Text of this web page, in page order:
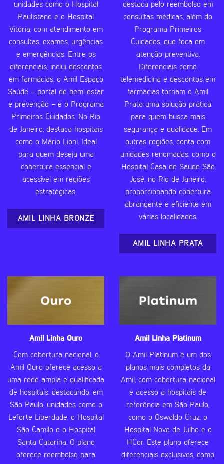
unidades como o Hospital
Paulistano e o Hospital
Vitória, com atendimento em
consultas, exames, urgências
e emergências. Entre os
diferenciais, inclui descontos
em farmácias, o Amil Espaço
Saúde – portal de bem-estar
e prevenção – e o Programa
Primeiros Cuidados. No Rio
de Janeiro, destaca hospitais
como o Mário Lioni. Ideal
para quem deseja uma
cobertura essencial e
acessível em regiões
estratégicas.
AMIL LINHA BRONZE
destaca pelo reembolso em
consultas médicas, além do
Programa Primeiros
Cuidados, que foca em
atenção preventiva.
Diferenciais como
telemedicina e descontos em
farmácias tornam o Amil
Prata uma solução prática
para quem busca mais
segurança e qualidade. Em
outras regiões, conta com
unidades renomadas, como o
Hospital Casa de Saúde São
José, no Rio de Janeiro,
proporcionando cobertura
abrangente e eficiente em
várias localidades.
AMIL LINHA PRATA
Amil Linha Ouro
Com cobertura nacional, o
Amil Ouro oferece acesso a
uma rede ampla e qualificada
de hospitais, destacando, em
São Paulo, unidades como o
Leforte Liberdade, o Hospital
São Camilo e o Hospital
Santa Catarina. O plano
oferece reembolso para
Amil Linha Platinum
O Amil Platinum é um dos
planos mais completos da
Amil, com cobertura nacional
e acesso a hospitais de
referência em São Paulo,
como o Oswaldo Cruz, o
Hospital Nove de Julho e o
HCor. Este plano oferece
diferenciais exclusivos, como